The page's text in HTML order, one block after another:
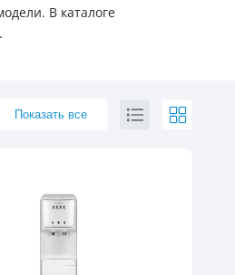
В каталоге
Показать все